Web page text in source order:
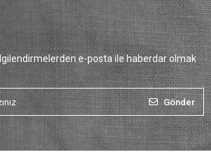
e-posta ile haberdar olmak
Gönder